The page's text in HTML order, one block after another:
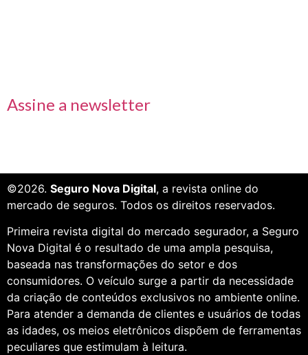
Assine a newsletter
©2026. Seguro Nova Digital, a revista online do
mercado de seguros. Todos os direitos reservados.
Primeira revista digital do mercado segurador, a Seguro
Nova Digital é o resultado de uma ampla pesquisa,
baseada nas transformações do setor e dos
consumidores. O veículo surge a partir da necessidade
da criação de conteúdos exclusivos no ambiente online.
Para atender a demanda de clientes e usuários de todas
as idades, os meios eletrônicos dispõem de ferramentas
peculiares que estimulam à leitura.